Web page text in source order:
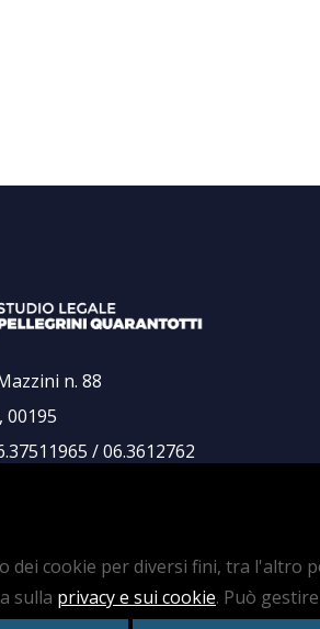
dei cookie per diversi fini, tra l'altro
sulla privacy e sui cookie. Può
n. 88
00195
/ 06.3612762